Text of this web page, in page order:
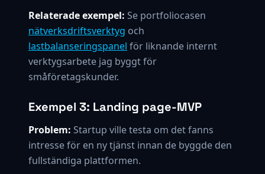
Relaterade exempel: Se portfoliocasen
nätverksdriftsverktyg och
lastbalanseringspanel för liknande internt
verktygsarbete jag byggt för
småföretagskunder.
Exempel 3: Landing page-MVP
Problem: Startup ville testa om det fanns
intresse för en ny tjänst innan de byggde den
fullständiga plattformen.